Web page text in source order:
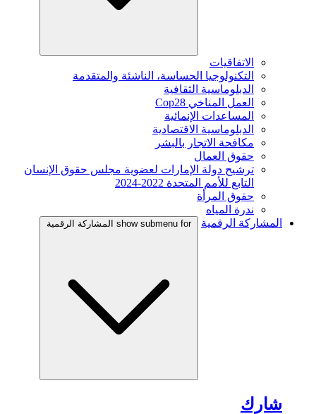
الاتفاقيات
التكنولوجيا الحساسة، الناشئة والمتقدمة
الدبلوماسية الثقافية
العمل المناخي Cop28
المساعدات الإنمائية
الدبلوماسية الاقتصادية
مكافحة الاتجار بالبشر
حقوق العمال
ترشيح دولة الإمارات لعضوية مجلس حقوق الإنسان
التابع للأمم المتحدة 2022-2024
حقوق المرأة
ندرة المياه
المشاركة الرقمية
show submenu for المشاركة الرقمية
شارك